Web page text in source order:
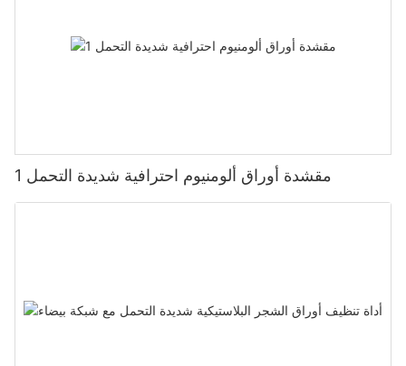
مقشدة أوراق ألومنيوم احترافية شديدة التحمل 1